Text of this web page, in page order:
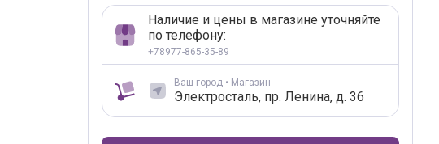
Наличие и цены в магазине уточняйте
по телефону:
+78977-865-35-89
Ваш город • Магазин
Электросталь, пр. Ленина, д. 36